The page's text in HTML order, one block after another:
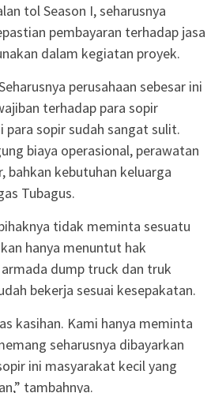
tol Season I, seharusnya
pembayaran terhadap jasa
dalam kegiatan proyek.
perusahaan sebesar ini
terhadap para sopir
para sopir sudah sangat sulit.
biaya operasional, perawatan
bahkan kebutuhan keluarga
Tubagus.
tidak meminta sesuatu
hanya menuntut hak
dump truck dan truk
bekerja sesuai kesepakatan.
kasihan. Kami hanya meminta
seharusnya dibayarkan
ini masyarakat kecil yang
tambahnya.